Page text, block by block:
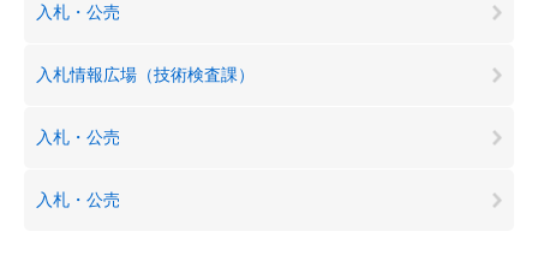
入札・公売
入札情報広場（技術検査課）
入札・公売
入札・公売